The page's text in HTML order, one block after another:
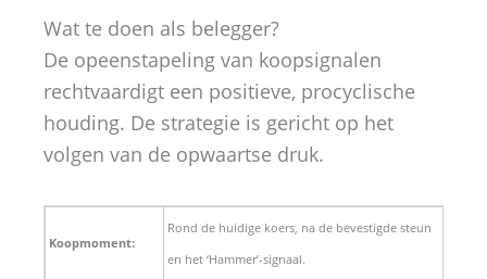
Wat te doen als belegger?
De opeenstapeling van koopsignalen
rechtvaardigt een positieve, procyclische
houding. De strategie is gericht op het
volgen van de opwaartse druk.
Koopmoment:
Rond de huidige koers, na de bevestigde steun
en het ‘Hammer’-signaal.